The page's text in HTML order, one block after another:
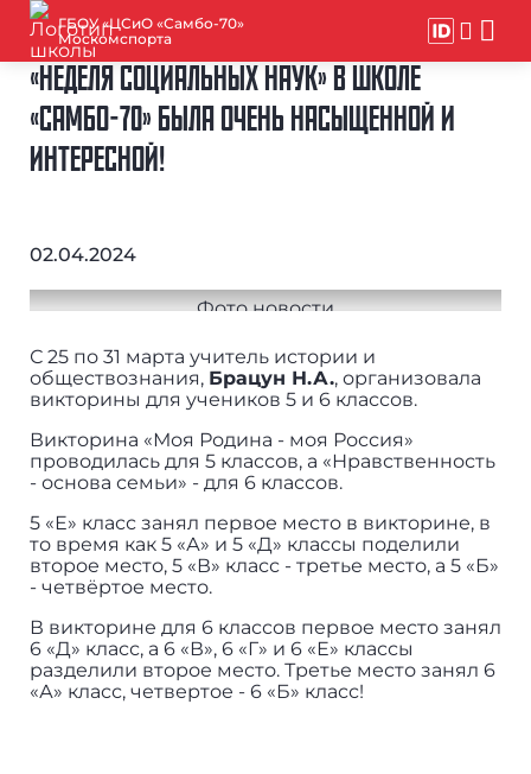
ГБОУ «ЦСиО «Самбо-70»
Москомспорта
«НЕДЕЛЯ СОЦИАЛЬНЫХ НАУК» В ШКОЛЕ
«САМБО-70» БЫЛА ОЧЕНЬ НАСЫЩЕННОЙ И
ИНТЕРЕСНОЙ!
02.04.2024
С 25 по 31 марта учитель истории и
обществознания, Брацун Н.А., организовала
викторины для учеников 5 и 6 классов.
Викторина «Моя Родина - моя Россия»
проводилась для 5 классов, а «Нравственность
- основа семьи» - для 6 классов.
5 «Е» класс занял первое место в викторине, в
то время как 5 «А» и 5 «Д» классы поделили
второе место, 5 «В» класс - третье место, а 5 «Б»
- четвёртое место.
В викторине для 6 классов первое место занял
6 «Д» класс, а 6 «В», 6 «Г» и 6 «Е» классы
разделили второе место. Третье место занял 6
«А» класс, четвертое - 6 «Б» класс!